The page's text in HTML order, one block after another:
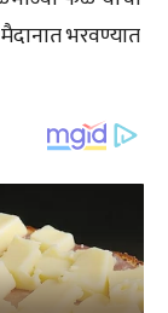
भरवण्यात